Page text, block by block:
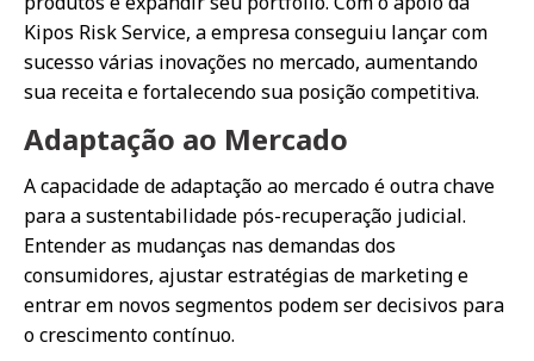
Kipos Risk Service, a empresa conseguiu lançar com
sucesso várias inovações no mercado, aumentando
sua receita e fortalecendo sua posição competitiva.
Adaptação ao Mercado
A capacidade de adaptação ao mercado é outra chave
para a sustentabilidade pós-recuperação judicial.
Entender as mudanças nas demandas dos
consumidores, ajustar estratégias de marketing e
entrar em novos segmentos podem ser decisivos para
o crescimento contínuo.